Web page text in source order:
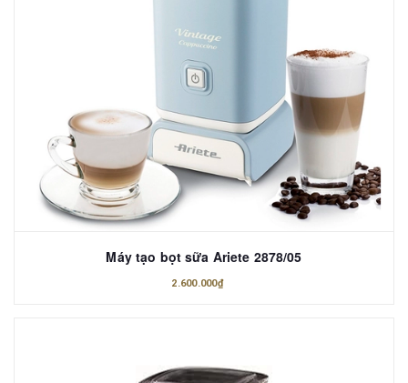
Máy tạo bọt sữa Ariete 2878/05
2.600.000₫